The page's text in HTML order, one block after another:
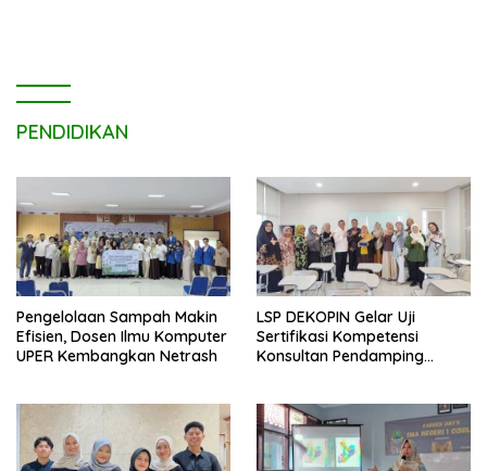
PENDIDIKAN
Pengelolaan Sampah Makin
Efisien, Dosen Ilmu Komputer
UPER Kembangkan Netrash
LSP DEKOPIN Gelar Uji
Sertifikasi Kompetensi
Konsultan Pendamping